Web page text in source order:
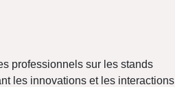
professionnels sur les stands
les innovations et les interactions